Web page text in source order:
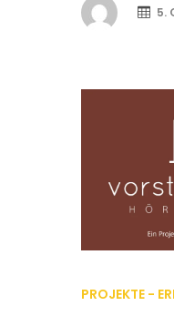
5.
PROJEKTE -